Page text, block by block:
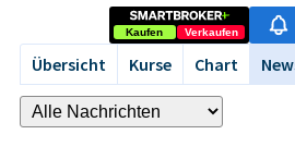
Kaufen Verkaufen
Übersicht
Kurse Chart